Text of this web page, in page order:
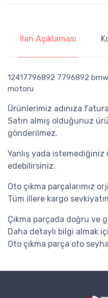
İlan Açıklaması
12417796892 7796892
motoru
Ürünlerimiz adınıza
Satın almış olduğunuz
gönderilmez.
Yanlış yada
edebilirsiniz.
Oto çıkma parçalarımız
Tüm illere kargo
Çıkma parçada doğru ve
Daha detaylı bilgi almak
Oto çıkma parça oto